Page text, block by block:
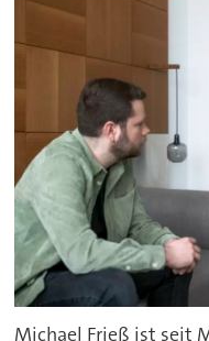
Michael Frieß ist seit